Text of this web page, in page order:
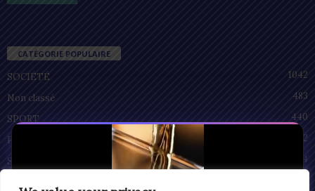
CATÉGORIE POPULAIRE
SOCIÉTÉ
1042
Non classé
483
SPORT
440
POLITIQUE
212
SANTÉ
94